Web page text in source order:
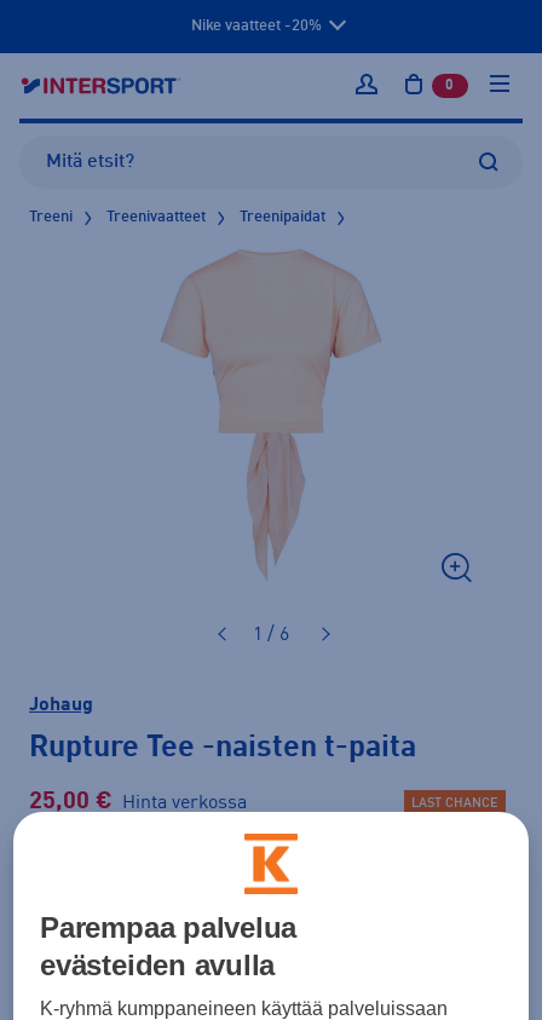
Nike vaatteet -20%
Kirjaudu sisään
0 tuotetta
Treeni Treenivaatteet Treenipaidat
1 / 6
Johaug
Rupture Tee -naisten t-paita
25,00 € Hinta verkossa
Lisätietoa
LAST CHANCE
Beige
Parempaa palvelua
evästeiden avulla
K-ryhmä kumppaneineen käyttää palveluissaan